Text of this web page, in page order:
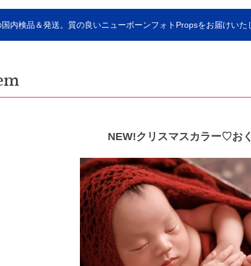
内検品＆発送。質の良いニューボーンフォトPropsをお届けいた
NEW!クリスマスカラー♡お